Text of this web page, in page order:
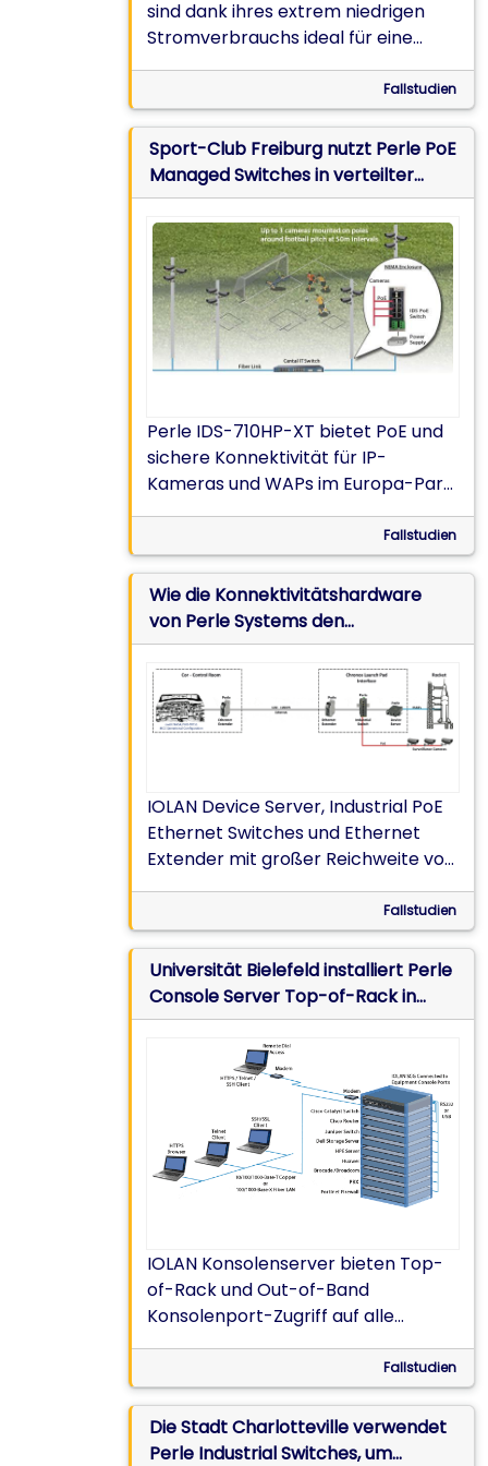
genau, was wir brauchen, und das zu
einem günstigeren Preis."
sind dank ihres extrem niedrigen
Stromverbrauchs ideal für eine
batteriebetriebene Plattform
geeignet, die Daten zur Schaffung
von Virtual-Reality (VR)-
Umgebungen sammelt
Fallstudien
Sport-Club Freiburg nutzt Perle PoE
Managed Switches in verteilter
Netzwerkarchitektur
Perle IDS-710HP-XT bietet PoE und
sichere Konnektivität für IP-
Kameras und WAPs im Europa-Park
Stadion.
Fallstudien
Wie die Konnektivitätshardware
von Perle Systems den
preisgekrönten Beitrag von WARR
bei der European Rocketry
Challenge unterstützte.
IOLAN Device Server, Industrial PoE
Ethernet Switches und Ethernet
Extender mit großer Reichweite von
Perle sind entscheidend für den
Kommunikation vom Kontrollraum
mit flüssigkeitsbetriebenen
Raketen.
Fallstudien
Universität Bielefeld installiert Perle
Console Server Top-of-Rack in
Rechenzentren
IOLAN Konsolenserver bieten Top-
of-Rack und Out-of-Band
Konsolenport-Zugriff auf alle
Switches, WLAN-Controller und
Netzwerkinfrastruktur der
Rechenzentren.
Fallstudien
Die Stadt Charlotteville verwendet
Perle Industrial Switches, um